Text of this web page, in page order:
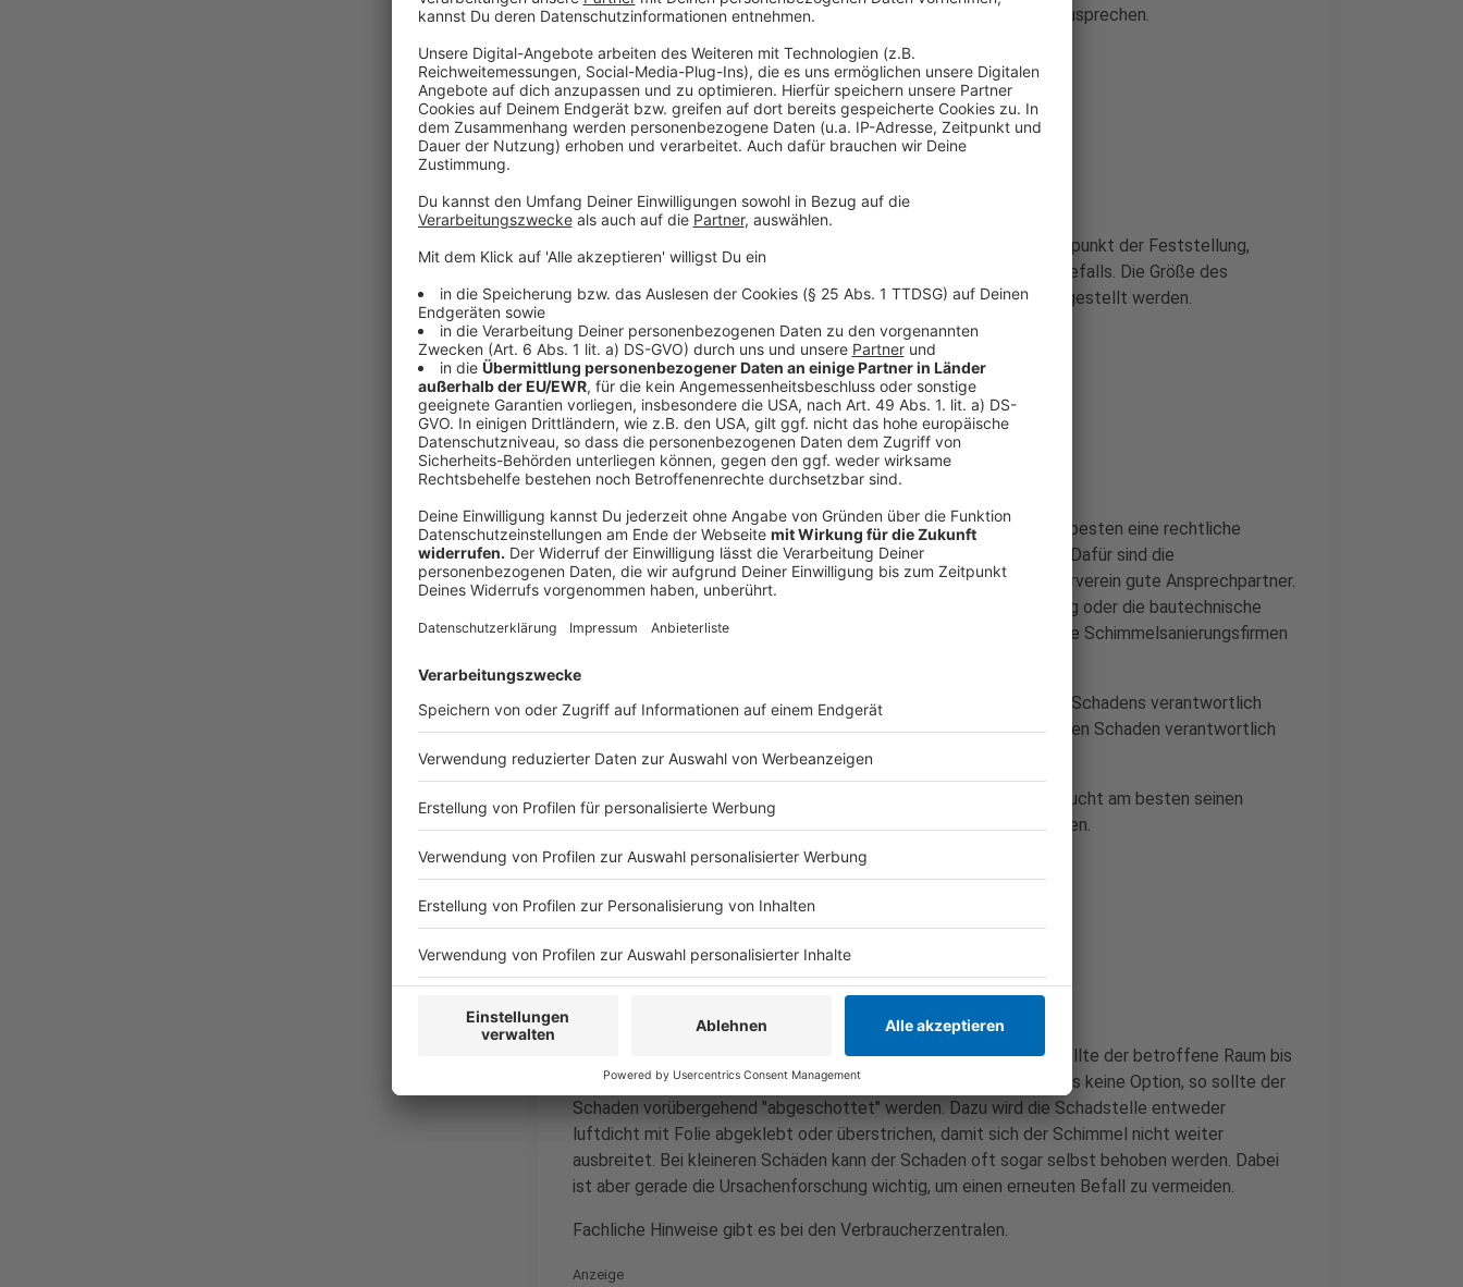
werden. Bei Neubauten wird empfohlen das Bauunternehmen anzusprechen.
Anzeige
Schaden dokumentieren
Ist das geschehen sollte der Schaden dokumentiert werden. Zeitpunkt der Feststellung,
Datum, Ort, Umstände wie z.B. Wetter, und Größe des Schimmelbefalls. Die Größe des
Schadens kann am besten mit einem Maßstab auf den Fotos dargestellt werden.
Anzeige
Information und Rat einholen
Anzeige
Um einen Rechtsstreit zu vermeiden, sollten sich Betroffene am besten eine rechtliche
Beratung einholen, bevor weitere Schritte unternommen werden. Dafür sind die
Verbraucherzentrale NRW, die Mietrechtsberatung und der Mieterverein gute Ansprechpartner.
Wenn es um größere Schäden, die Planung von Schimmelsanierung oder die bautechnische
Analyse des Schadens geht, dann sollte man sich an spezilalisierte Schimmelsanierungsfirmen
Allgemein gilt, dass der/die Eigentümer/in für die Entfernung des Schadens verantwortlich
sind. Stellt sich im Nachhinein heraus, dass der/die Mieter/in für den Schaden verantwortlich
waren, müssen sie sich unter Umtsänden ebenfalls beteilligen.
Wer befürchtet durch den Schimmelbefall krank zu werden, der sucht am besten seinen
Hausarzt oder seine Hausärztin auf, um mögliche Risiken abzuklären.
Kontakt mit Schimmel minimieren
Anzeige
Gerade wenn Schäden größer als ein halber Quadratmeter sind, sollte der betroffene Raum bis
zur Sanierung nach Möglichkeit nicht mehr genutzt werden. Ist das keine Option, so sollte der
Schaden vorübergehend "abgeschottet" werden. Dazu wird die Schadstelle entweder
luftdicht mit Folie abgeklebt oder überstrichen, damit sich der Schimmel nicht weiter
ausbreitet. Bei kleineren Schäden kann der Schaden oft sogar selbst behoben werden. Dabei
ist aber gerade die Ursachenforschung wichtig, um einen erneuten Befall zu vermeiden.
Fachliche Hinweise gibt es bei den Verbraucherzentralen.
Anzeige